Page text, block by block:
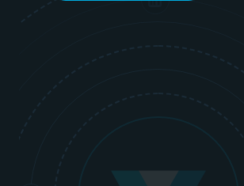
Progressive Web Apps (PWA)